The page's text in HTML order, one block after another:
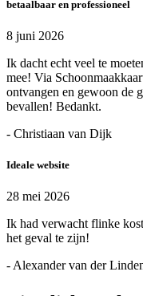
betaalbaar en professioneel
8 juni 2026
Ik dacht echt veel te
mee! Via
ontvangen en gewoon de
bevallen! Bedankt.
- Christiaan van Dijk
Ideale website
28 mei 2026
Ik had verwacht flinke
het geval te zijn!
- Alexander van der